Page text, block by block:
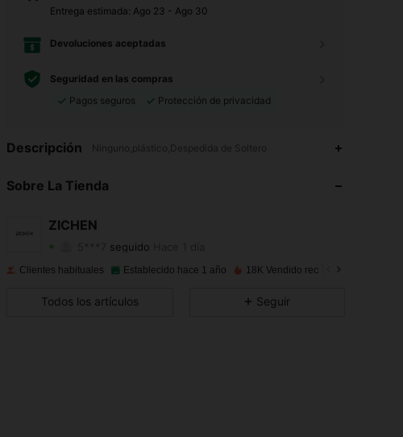
Entrega estimada: Ago 23 - Ago 30
Devoluciones aceptadas
Seguridad en las compras
Pagos seguros
Protección de privacidad
Descripción Ninguno,plástico,Despedida de Soltero
Sobre La Tienda
ZICHEN
4,94
4,94 Calificación 27
Clientes habituales Establecido hace 1 año 18K Vendido recientemente
Todos los artículos Seguir